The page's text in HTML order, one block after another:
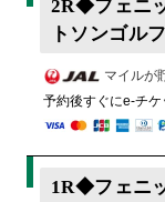
2R◆フェニ
トソンゴル
マイルが
予約後すぐにe-チ
1R◆フェニ